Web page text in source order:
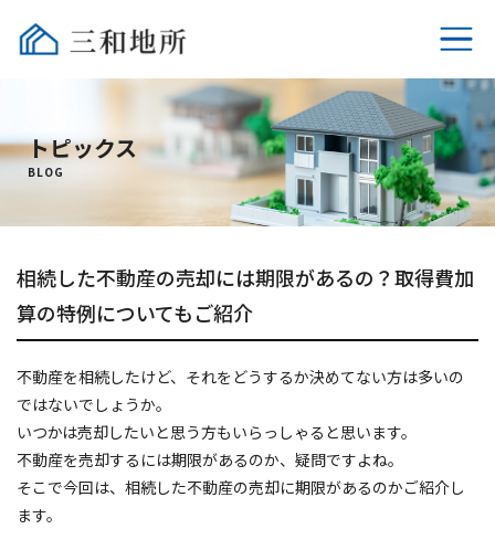
不動産売却
選ばれる理由
相続時の税金
売却時の税金
よくあるご質問
会社概要
代表あいさつ
トピックス
BLOG
相続した不動産の売却には期限があるの？取得費加
算の特例についてもご紹介
不動産を相続したけど、それをどうするか決めてない方は多いの
ではないでしょうか。
いつかは売却したいと思う方もいらっしゃると思います。
不動産を売却するには期限があるのか、疑問ですよね。
そこで今回は、相続した不動産の売却に期限があるのかご紹介し
ます。